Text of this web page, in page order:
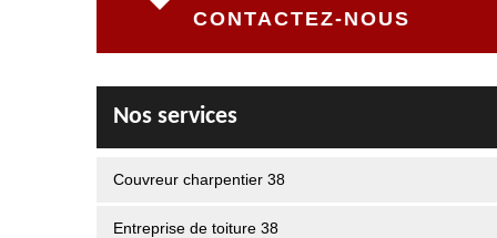
CONTACTEZ-NOUS
Nos services
Couvreur charpentier 38
Entreprise de toiture 38